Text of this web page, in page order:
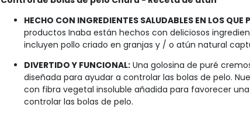
HECHO CON INGREDIENTES SALUDABLES EN LOS QUE
productos Inaba están hechos con deliciosos
incluyen pollo criado en granjas y / o atún natural
DIVERTIDO Y FUNCIONAL: Una golosina de puré
diseñada para ayudar a controlar las bolas de pelo.
con fibra vegetal insoluble añadida para favorecer
controlar las bolas de pelo.